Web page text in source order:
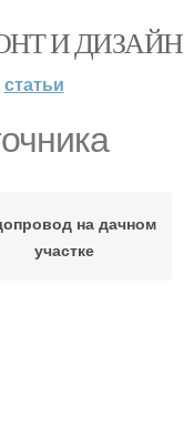
И ДИЗАЙН
статьи
на дачном
участке